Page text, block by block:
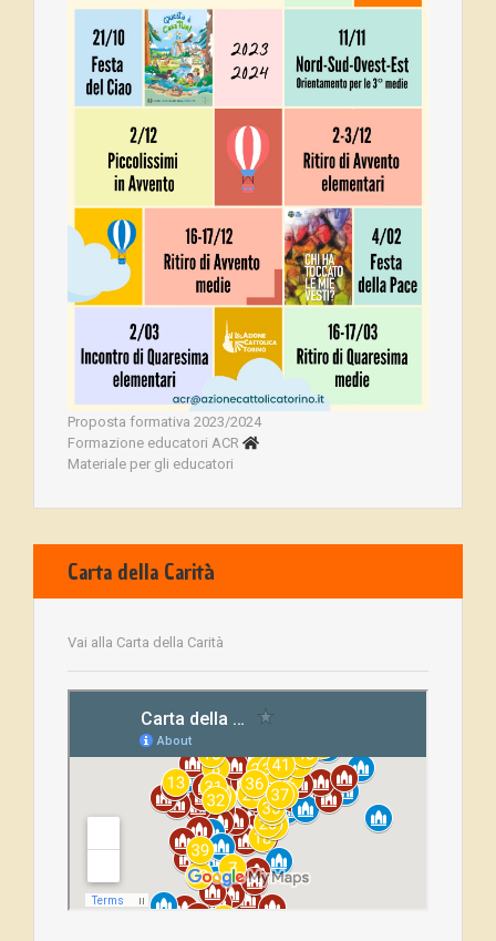
Proposta formativa 2023/2024
Formazione educatori ACR
Materiale per gli educatori
Carta della Carità
Vai alla Carta della Carità